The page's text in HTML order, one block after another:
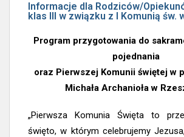
Informacje dla Rodziców/
klas III w związku z I Komunią św.
Program przygotowania do
pojednania
oraz Pierwszej Komunii świętej w
Michała Archanioła w
„Pierwsza Komunia Święta to
święto, w którym celebrujemy